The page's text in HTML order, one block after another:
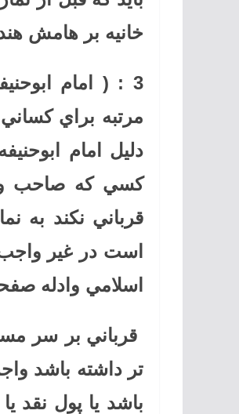
خانيه بر هامش هنديه
3 :
(
امام
مرتبه براي
دليل امام
كسي كه صاحب
قرباني نكند به
است در غير
اسلامي وادله صفحه 2703
قرباني بر سر
تر داشته باشد
باشد يا پول نقد